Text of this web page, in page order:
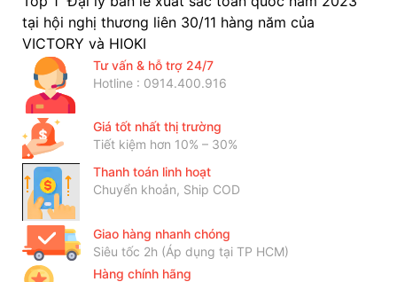
tại hội nghị thương liên 30/11 hàng năm của
VICTORY và HIOKI
Tư vấn & hỗ trợ 24/7
Hotline : 0914.400.916
Giá tốt nhất thị trường
Tiết kiệm hơn 10% – 30%
Thanh toán linh hoạt
Chuyển khoản, Ship COD
Giao hàng nhanh chóng
Siêu tốc 2h (Áp dụng tại TP HCM)
Hàng chính hãng